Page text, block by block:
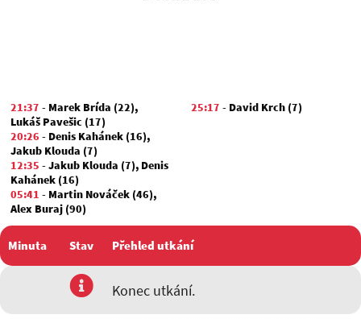
21:37 - Marek Brída (22),
Lukáš Pavešic (17)
20:26 - Denis Kahánek (16),
Jakub Klouda (7)
12:35 -Jakub Klouda (7), Denis
Kahánek (16)
05:41 - Martin Nováček (46),
Alex Buraj (90)
04:30-Lukáš Pavešic (17),
Antonín Šimoník (55)
00:32- Denis Kahánek (16),
Martin Nováček (46)
25:17 - David Krch (7)
Minuta Stav Přehled utkání
Konec utkání.